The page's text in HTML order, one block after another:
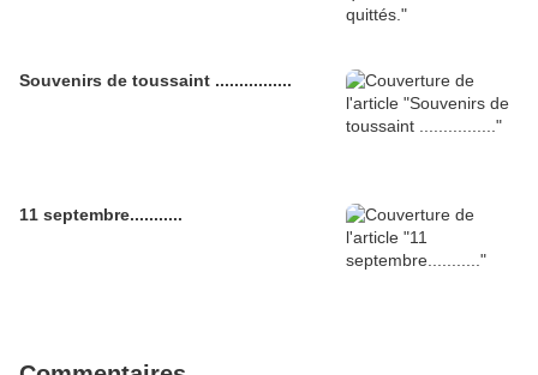
Souvenirs de toussaint ................
11 septembre...........